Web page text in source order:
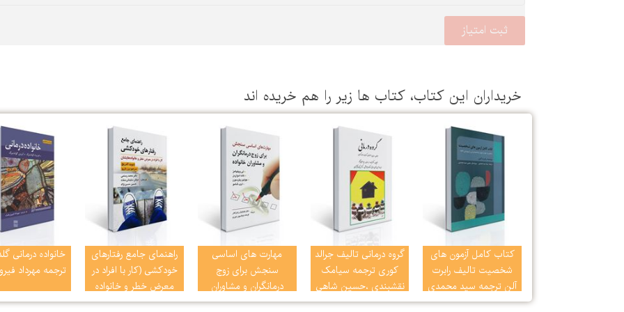
خریداران این كتاب، كتاب ها زیر را هم خریده اند
کتاب کامل آزمون های
شخصیت تالیف رابرت
آلن ترجمه سید محمدی
گروه درمانی تالیف جرالد
کوری ترجمه سیامک
نقشبندی ،حسین شاهی
و همکاران
مهارت های اساسی
سنجش برای زوج
درمانگران و مشاوران
خانواده اثر پترسون و
راهنمای جامع رفتارهای
خودکشی (کار با افراد در
معرض خطر و خانواده
هایشان)
خانواده درمانی
ترجمه مهرداد